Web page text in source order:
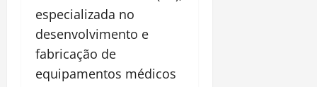
especializada no
desenvolvimento e
fabricação de
equipamentos médicos